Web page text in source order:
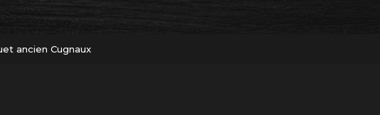
ancien Cugnaux